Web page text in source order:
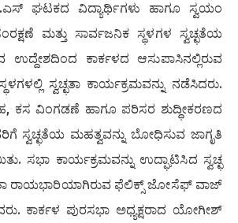
ಘಟಕದ ವಿದ್ಯಾರ್ಥಿಗಳು ಹಾಗೂ ಸ್ವಯಂ
ಮತ್ತು ಸಾರ್ವಜನಿಕ ಸ್ಥಳಗಳ ಸ್ವಚ್ಛತೆಯ
ಉದ್ದೇಶದಿಂದ ಕಾರ್ಕಳದ ಆಸುಪಾಸಿನಲ್ಲಿರುವ
ಸ್ವಚ್ಛತಾ ಕಾರ್ಯಕ್ರಮವನ್ನು ನಡೆಸಿದರು.
ಕಸ ವಿಂಗಡಣೆ ಹಾಗೂ ಪರಿಸರ ಶುದ್ಧೀಕರಣದ
ಸ್ವಚ್ಛತೆಯ ಮಹತ್ವವನ್ನು ಬೋಧಿಸುವ ಜಾಗೃತಿ
ಸಭಾ ಕಾರ್ಯಕ್ರಮವನ್ನು ಉದ್ಘಾಟಿಸಿದ ಸ್ವಚ್ಛ
ರಾಯಭಾರಿಯಾಗಿರುವ ಫೆಲಿಕ್ಸ್ ಜೋಸೆಫ್ ವಾಜ್
ಕಾರ್ಕಳ ಪುರಸಭಾ ಅಧ್ಯಕ್ಷರಾದ ಯೋಗೀಶ್